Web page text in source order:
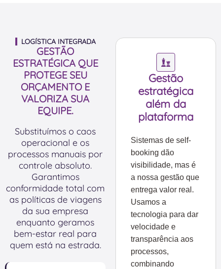
LOGÍSTICA INTEGRADA
GESTÃO
ESTRATÉGICA QUE
PROTEGE SEU
ORÇAMENTO E
VALORIZA SUA
EQUIPE.
Substituímos o caos
operacional e os
processos manuais por
controle absoluto.
Garantimos
conformidade total com
as políticas de viagens
da sua empresa
enquanto geramos
bem-estar real para
quem está na estrada.
Gestão
estratégica
além da
plataforma
Sistemas de self-
booking dão
visibilidade, mas é
a nossa gestão que
entrega valor real.
Usamos a
tecnologia para dar
velocidade e
transparência aos
processos,
combinando